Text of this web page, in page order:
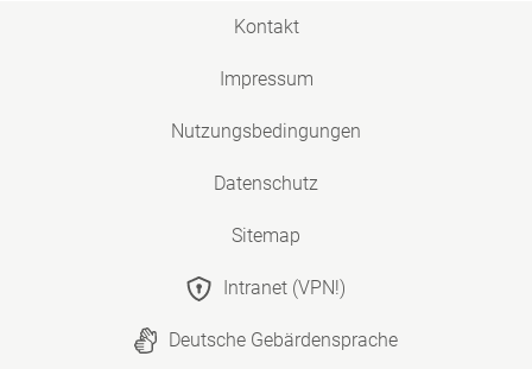
Kontakt
Impressum
Nutzungsbedingungen
Datenschutz
Sitemap
Intranet (VPN!)
Deutsche Gebärdensprache